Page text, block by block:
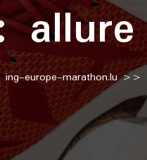
:
ing-europe-marathon.lu>>